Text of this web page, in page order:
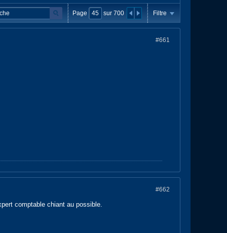
Page sur 700 Filtre
#661
#662
comptable chiant au possible.